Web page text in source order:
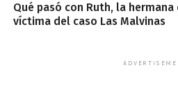
Qué pasó con Ruth, la
víctima del caso Las Malvinas